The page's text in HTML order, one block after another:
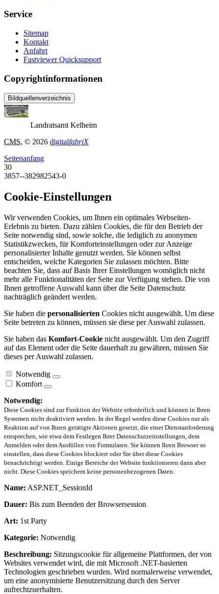
Service
Sitemap
Kontakt
Anfahrt
Fastviewer Quicksupport
Copyrightinformationen
Bildquellenverzeichnis
Landratsamt Kelheim
CMS, © 2026 digitalfabriX
Seitenanfang
30
3857--382982543-0
Cookie-Einstellungen
Wir verwenden Cookies, um Ihnen ein optimales Webseiten-
Erlebnis zu bieten. Dazu zählen Cookies, die für den Betrieb der
Seite notwendig sind, sowie solche, die lediglich zu anonymen
Statistikzwecken, für Komforteinstellungen oder zur Anzeige
personalisierter Inhalte genutzt werden. Sie können selbst
entscheiden, welche Kategorien Sie zulassen möchten. Bitte
beachten Sie, dass auf Basis Ihrer Einstellungen womöglich nicht
mehr alle Funktionalitäten der Seite zur Verfügung stehen. Die von
Ihnen getroffene Auswahl kann über die Seite Datenschutz
nachträglich geändert werden.
Sie haben die personalisierten Cookies nicht ausgewählt. Um diese
Seite betreten zu können, müssen sie diese per Auswahl zulassen.
Sie haben das Komfort-Cookie nicht ausgewählt. Um den Zugriff
auf das Element oder die Seite dauerhaft zu gewähren, müssen Sie
dieses per Auswahl zulassen.
Notwendig
Komfort
Notwendig:
Diese Cookies sind zur Funktion der Website erforderlich und können in Ihren
Systemen nicht deaktiviert werden. In der Regel werden diese Cookies nur als
Reaktion auf von Ihnen getätigte Aktionen gesetzt, die einer Dienstanforderung
entsprechen, wie etwa dem Festlegen Ihrer Datenschutzeinstellungen, dem
Anmelden oder dem Ausfüllen von Formularen. Sie können Ihren Browser so
einstellen, dass diese Cookies blockiert oder Sie über diese Cookies
benachrichtigt werden. Einige Bereiche der Website funktionieren dann aber
nicht. Diese Cookies speichern keine personenbezogenen Daten.
Name: ASP.NET_SessionId
Dauer: Bis zum Beenden der Browsersession
Art: 1st Party
Kategorie: Notwendig
Beschreibung: Sitzungscookie für allgemeine Plattformen, der von
Websites verwendet wird, die mit Microsoft .NET-basierten
Technologien geschrieben wurden. Wird normalerweise verwendet,
um eine anonymisierte Benutzersitzung durch den Server
aufrechtzuerhalten.